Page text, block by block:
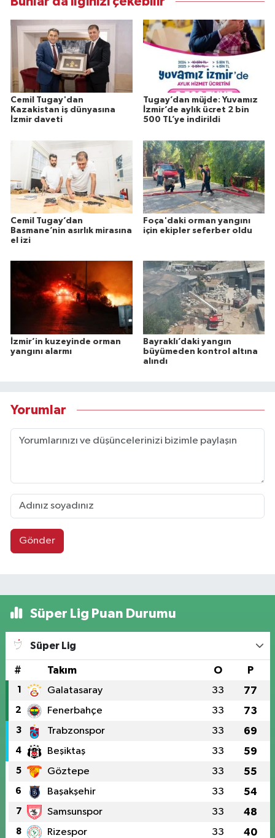
Cemil Tugay'dan
Kazakistan iş dünyasına
İzmir daveti
Tugay’dan müjde: Yuvamız
İzmir’de aylık ücret 2 bin
500 TL’ye indirildi
Cemil Tugay’dan
Basmane’nin asırlık mirasına
el izi
Foça'daki orman yangını
için ekipler seferber oldu
İzmir’in kuzeyinde orman
yangını alarmı
Bayraklı’daki yangın
büyümeden kontrol altına
alındı
Yorumlar
Gönder
Süper Lig Puan Durumu
Süper Lig
# Takım O P
1 Galatasaray 33 77
2 Fenerbahçe 33 73
3 Trabzonspor 33 69
4 Beşiktaş 33 59
5 Göztepe 33 55
6 Başakşehir 33 54
7 Samsunspor 33 48
8 Rizespor 33 40